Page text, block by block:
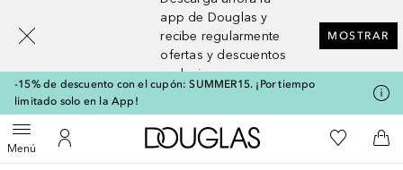
app de Douglas y
recibe regularmente
ofertas y descuentos
exclusivos
MOSTRAR
-15% de descuento con el cupón: SUMMER15. ¡Por tiempo
limitado solo en la App!
MenúAbrir menúMi cuenta
A Douglas HomeMi lista de
A
Regresar
Ejecutar búsqueda
[navigation.slideout.screenreader]